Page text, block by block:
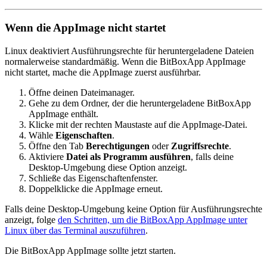
Wenn die AppImage nicht startet
Linux deaktiviert Ausführungsrechte für heruntergeladene Dateien
normalerweise standardmäßig. Wenn die BitBoxApp AppImage
nicht startet, mache die AppImage zuerst ausführbar.
Öffne deinen Dateimanager.
Gehe zu dem Ordner, der die heruntergeladene BitBoxApp
AppImage enthält.
Klicke mit der rechten Maustaste auf die AppImage-Datei.
Wähle Eigenschaften.
Öffne den Tab Berechtigungen oder Zugriffsrechte.
Aktiviere Datei als Programm ausführen, falls deine
Desktop-Umgebung diese Option anzeigt.
Schließe das Eigenschaftenfenster.
Doppelklicke die AppImage erneut.
Falls deine Desktop-Umgebung keine Option für Ausführungsrechte
anzeigt, folge den Schritten, um die BitBoxApp AppImage unter
Linux über das Terminal auszuführen.
Die BitBoxApp AppImage sollte jetzt starten.